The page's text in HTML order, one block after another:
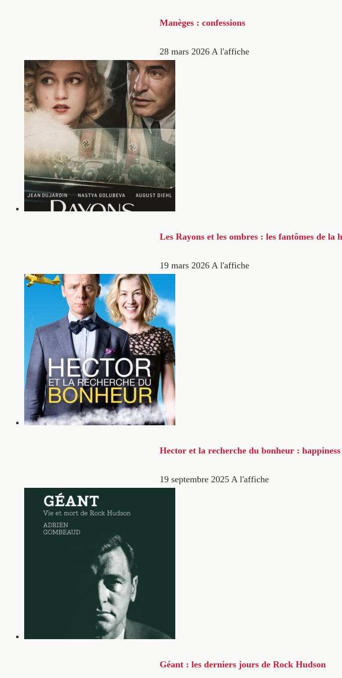
Manèges : confessions
28 mars 2026 A l'affiche
Les Rayons et les ombres : les fantômes de la
19 mars 2026 A l'affiche
Hector et la recherche du bonheur :
19 septembre 2025 A l'affiche
Géant : les derniers jours de Rock Hudson